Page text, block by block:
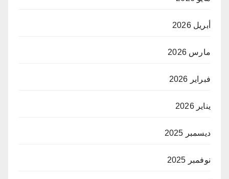
أبريل 2026
مارس 2026
فبراير 2026
يناير 2026
ديسمبر 2025
نوفمبر 2025